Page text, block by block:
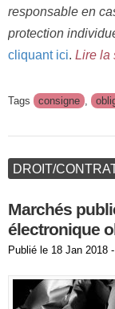
responsable en
protection
cliquant ici. Lire la
Tags consigne
DROIT/
Marchés
électronique
Publié le 18 Jan 2018